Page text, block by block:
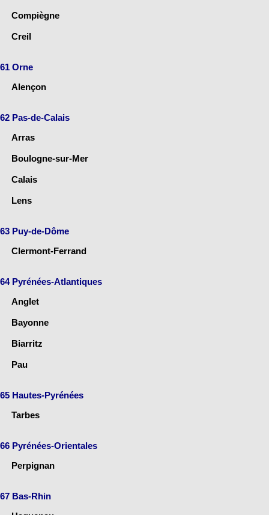
Compiègne
Creil
61 Orne
Alençon
62 Pas-de-Calais
Arras
Boulogne-sur-Mer
Calais
Lens
63 Puy-de-Dôme
Clermont-Ferrand
64 Pyrénées-Atlantiques
Anglet
Bayonne
Biarritz
Pau
65 Hautes-Pyrénées
Tarbes
66 Pyrénées-Orientales
Perpignan
67 Bas-Rhin